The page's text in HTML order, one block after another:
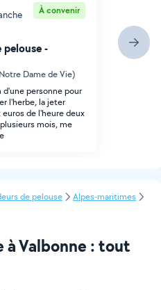
À convenir
pelouse -
Dame de Vie)
d'une personne pour
l'herbe, la jeter
de l'heure deux
mois, me
de pelouse
Alpes-maritimes
à Valbonne : tout